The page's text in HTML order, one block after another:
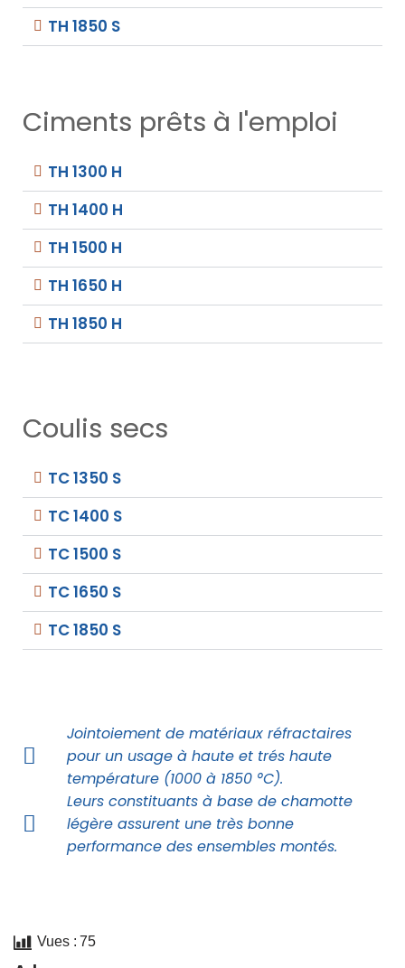
TH 1850 S
Ciments prêts à l'emploi
TH 1300 H
TH 1400 H
TH 1500 H
TH 1650 H
TH 1850 H
Coulis secs
TC 1350 S
TC 1400 S
TC 1500 S
TC 1650 S
TC 1850 S
Jointoiement de matériaux réfractaires
pour un usage à haute et trés haute
température (1000 à 1850 °C).
Leurs constituants à base de chamotte
légère assurent une très bonne
performance des ensembles montés.
Vues : 75